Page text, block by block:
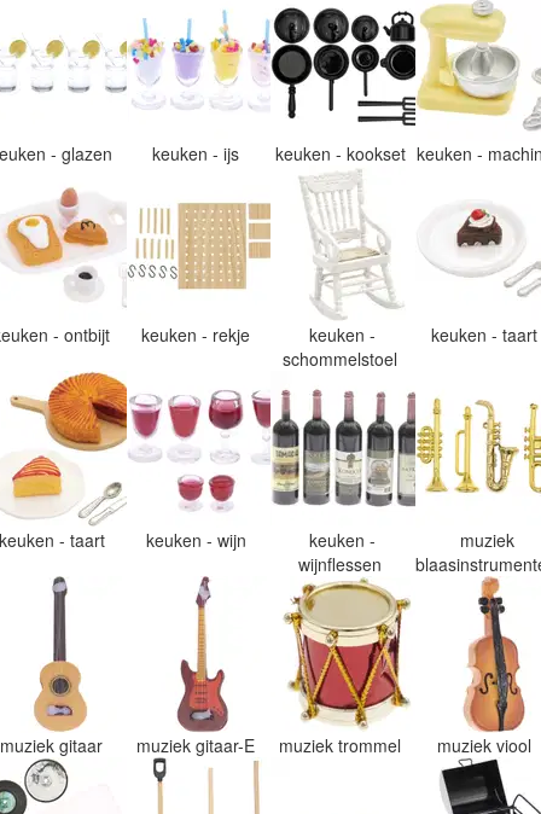
- glazen keuken - ijs keuken - kookset keuken -
- ontbijt keuken - rekje
keuken -
schommelstoel
keuken -
- taart keuken - wijn
keuken -
wijnflessen
muziek
muziek gitaar muziek gitaar-E muziek trommel muziek viool